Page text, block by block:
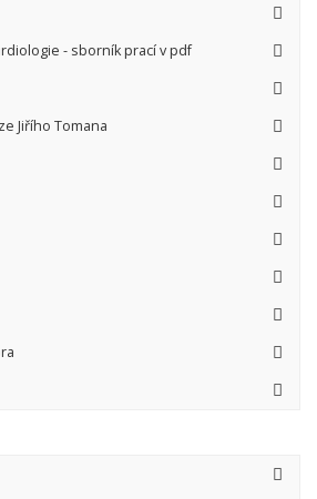
- sborník prací v pdf
Jiřího Tomana